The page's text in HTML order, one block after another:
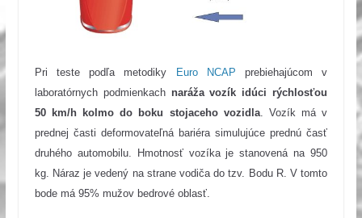
Pri teste podľa metodiky Euro NCAP prebiehajúcom v
laboratórnych podmienkach naráža vozík idúci rýchlosťou
50 km/h kolmo do boku stojaceho vozidla. Vozík má v
prednej časti deformovateľná bariéra simulujúce prednú časť
druhého automobilu.
Hmotnosť vozíka je stanovená na 950
kg.
Náraz je vedený na strane vodiča do tzv. Bodu R. V tomto
bode má 95% mužov bedrové oblasť.